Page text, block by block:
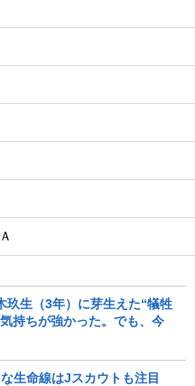
玖生（3年）に芽生えた“犠牲
持ちが強かった。でも、今
生命線はJスカウトも注目